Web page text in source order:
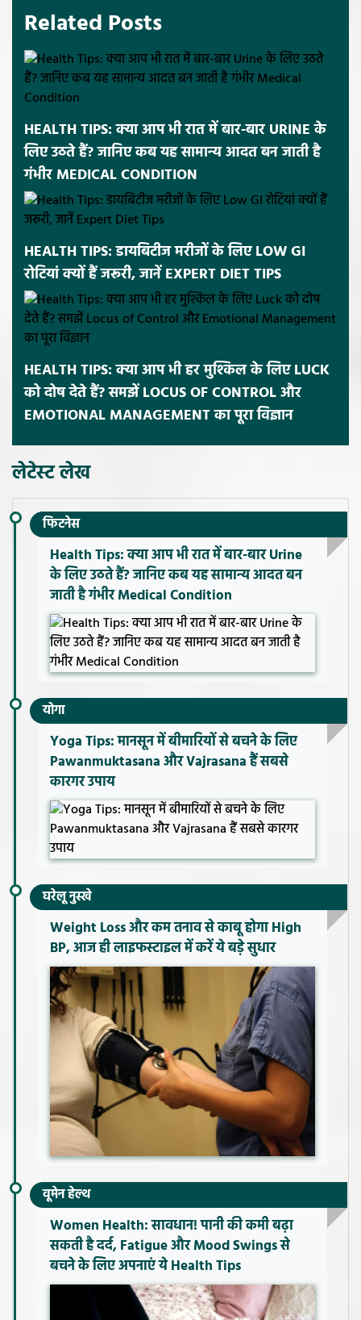
Related Posts
HEALTH TIPS: क्या आप भी रात में बार-बार URINE के
लिए उठते हैं? जानिए कब यह सामान्य आदत बन जाती है
गंभीर MEDICAL CONDITION
HEALTH TIPS: डायबिटीज मरीजों के लिए LOW GI
रोटियां क्यों हैं जरूरी, जानें EXPERT DIET TIPS
HEALTH TIPS: क्या आप भी हर मुश्किल के लिए LUCK
को दोष देते हैं? समझें LOCUS OF CONTROL और
EMOTIONAL MANAGEMENT का पूरा विज्ञान
लेटेस्ट लेख
फिटनेस
Health Tips: क्या आप भी रात में बार-बार Urine
के लिए उठते हैं? जानिए कब यह सामान्य आदत बन
जाती है गंभीर Medical Condition
योगा
Yoga Tips: मानसून में बीमारियों से बचने के लिए
Pawanmuktasana और Vajrasana हैं सबसे
कारगर उपाय
घरेलू नुस्खे
Weight Loss और कम तनाव से काबू होगा High
BP, आज ही लाइफस्टाइल में करें ये बड़े सुधार
वूमेन हेल्थ
Women Health: सावधान! पानी की कमी बढ़ा
सकती है दर्द, Fatigue और Mood Swings से
बचने के लिए अपनाएं ये Health Tips